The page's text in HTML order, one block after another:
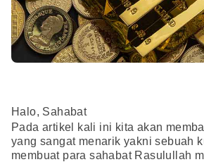
Halo, Sahabat
Pada artikel kali ini kita akan
yang sangat menarik yakni sebuah
membuat para sahabat Rasulullah